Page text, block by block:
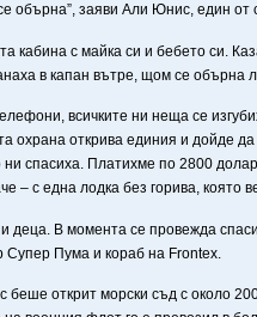
обърна”, заяви Али Юнис, един от
кабина с майка си и бебето си.
в капан вътре, щом се обърна
всичките ни неща се
охрана открива единия и дойде
спасиха. Платихме по 2800
– с една лодка без горива, която
деца. В момента се провежда
Супер Пума и кораб на Frontex.
открит морски съд с около